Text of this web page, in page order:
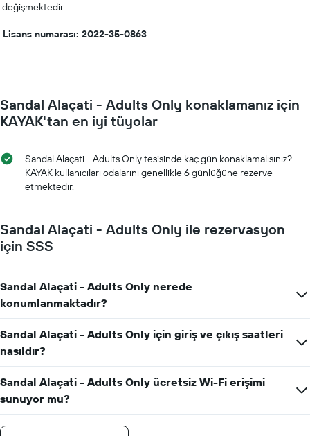
değişmektedir.
Lisans numarası: 2022-35-0863
Sandal Alaçati - Adults Only konaklamanız için
KAYAK'tan en iyi tüyolar
Sandal Alaçati - Adults Only tesisinde kaç gün konaklamalısınız?
KAYAK kullanıcıları odalarını genellikle 6 günlüğüne rezerve
etmektedir.
Sandal Alaçati - Adults Only ile rezervasyon
için SSS
Sandal Alaçati - Adults Only nerede
konumlanmaktadır?
Sandal Alaçati - Adults Only için giriş ve çıkış saatleri
nasıldır?
Sandal Alaçati - Adults Only ücretsiz Wi-Fi erişimi
sunuyor mu?